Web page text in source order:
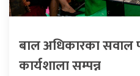
बाल अधिकारका सवाल
कार्यशाला सम्पन्न